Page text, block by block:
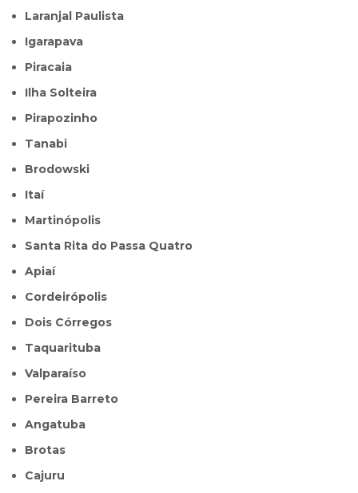
Laranjal Paulista
Igarapava
Piracaia
Ilha Solteira
Pirapozinho
Tanabi
Brodowski
Itaí
Martinópolis
Santa Rita do Passa Quatro
Apiaí
Cordeirópolis
Dois Córregos
Taquarituba
Valparaíso
Pereira Barreto
Angatuba
Brotas
Cajuru